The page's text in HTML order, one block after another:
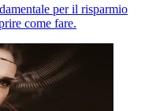
per il risparmio
come fare.